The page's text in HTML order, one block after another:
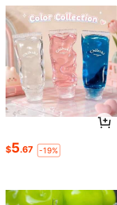
$5.67 -19%